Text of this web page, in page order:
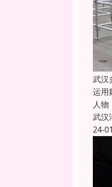
武汉
运用
人
武汉
24-